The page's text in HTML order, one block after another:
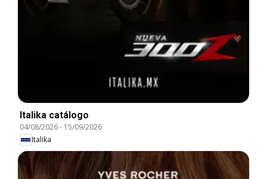
Italika catálogo
04/08/2026- 15/09/2026
Italika